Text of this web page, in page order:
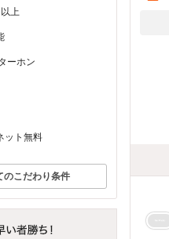
上
ーホン
ット無料
のこだわり条件